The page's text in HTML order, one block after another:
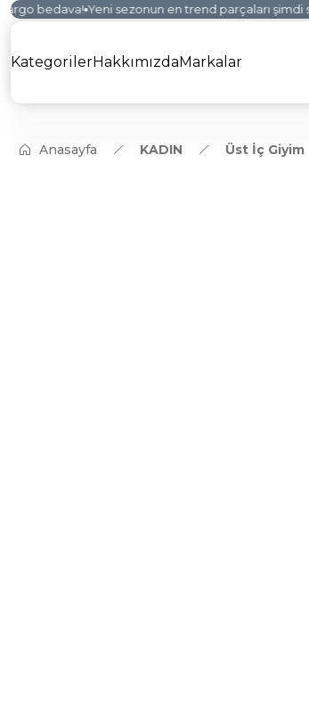
bedava! Yeni sezonun en trend parçaları şimdi
KategorilerHakkımızdaMarkalar
Anasayfa KADIN Üst İç Giyim